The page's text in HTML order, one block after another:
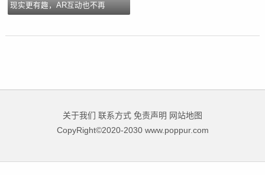
现实更有趣，AR互动也不再
关于我们 联系方式 免责声明 网站地图
CopyRight©2020-2030 www.poppur.com